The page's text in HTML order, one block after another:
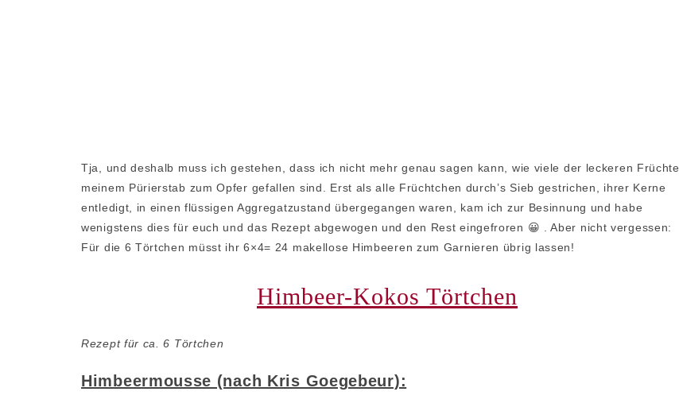
Tja, und deshalb muss ich gestehen, dass ich nicht mehr genau sagen kann, wie viele der leckeren Früchte
meinem Pürierstab zum Opfer gefallen sind. Erst als alle Früchtchen durch’s Sieb gestrichen, ihrer Kerne
entledigt, in einen flüssigen Aggregatzustand übergegangen waren, kam ich zur Besinnung und habe
wenigstens dies für euch und das Rezept abgewogen und den Rest eingefroren 😀 . Aber nicht vergessen:
Für die 6 Törtchen müsst ihr 6×4= 24 makellose Himbeeren zum Garnieren übrig lassen!
Himbeer-Kokos Törtchen
Rezept für ca. 6 Törtchen
Himbeermousse (nach Kris Goegebeur):